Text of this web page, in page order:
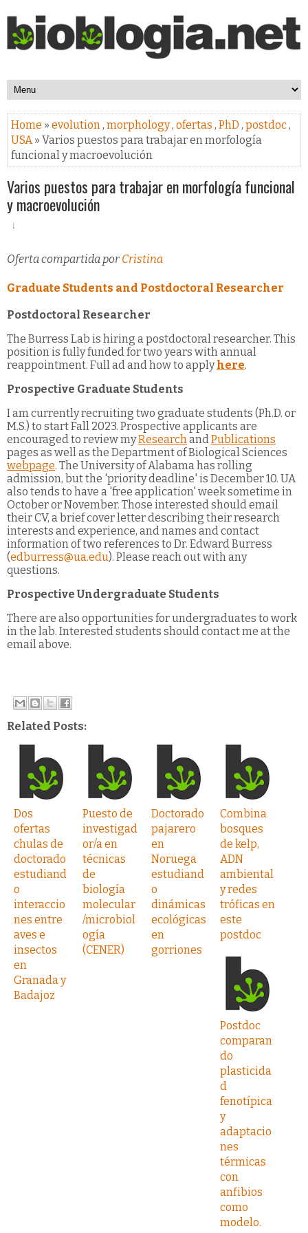
Home » evolution, morphology, ofertas , PhD , postdoc,
USA» Varios puestos para trabajar en morfología
funcional y macroevolución
Varios puestos para trabajar en morfología funcional
y macroevolución
Oferta compartida por Cristina
Graduate Students and Postdoctoral Researcher
Postdoctoral Researcher
The Burress Lab is hiring a postdoctoral researcher. This
position is fully funded for two years with annual
reappointment. Full ad and how to applyhere.
Prospective Graduate Students
I am currently recruiting two graduate students (Ph.D. or
M.S.) to start Fall 2023. Prospective applicants are
encouraged to review myResearchandPublications
pages as well as the Department of Biological Sciences
webpage. The University of Alabama has rolling
admission, but the 'priority deadline' is December 10. UA
also tends to have a 'free application' week sometime in
October or November. Those interested should email
their CV, a brief cover letter describing their research
interests and experience, and names and contact
information of two references to Dr. Edward Burress
(edburress@ua.edu). Please reach out with any
questions.
Prospective Undergraduate Students
There are also opportunities for undergraduates to work
in the lab. Interested students should contact me at the
email above.
Related Posts:
Dos
ofertas
chulas de
doctorado
estudiand
o
interaccio
nes entre
aves e
insectos
en
Granada y
Badajoz
Puesto de
investigad
or/a en
técnicas
de
biología
molecular
/microbiol
ogía
(CENER)
Doctorado
pajarero
en
Noruega
estudiand
o
dinámicas
ecológicas
en
gorriones
Combina
bosques
de kelp,
ADN
ambiental
y redes
tróficas en
este
postdoc
Postdoc
comparan
do
plasticida
d
fenotípica
y
adaptacio
nes
térmicas
con
anfibios
como
modelo.